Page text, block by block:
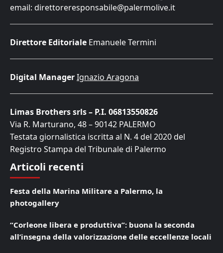
email: direttoreresponsabile@palermolive.it
Direttore Editoriale Emanuele Termini
Digital ManagerIgnazio Aragona
Limas Brothers srls – P.I. 06813550826
Via R. Marturano, 48 – 90142 PALERMO
Testata giornalistica iscritta al N. 4 del 2020 del
Registro Stampa del Tribunale di Palermo
Articoli recenti
Festa della Marina Militare a Palermo, la
photogallery
“Corleone libera e produttiva”: buona la seconda
all’insegna della valorizzazione delle eccellenze locali